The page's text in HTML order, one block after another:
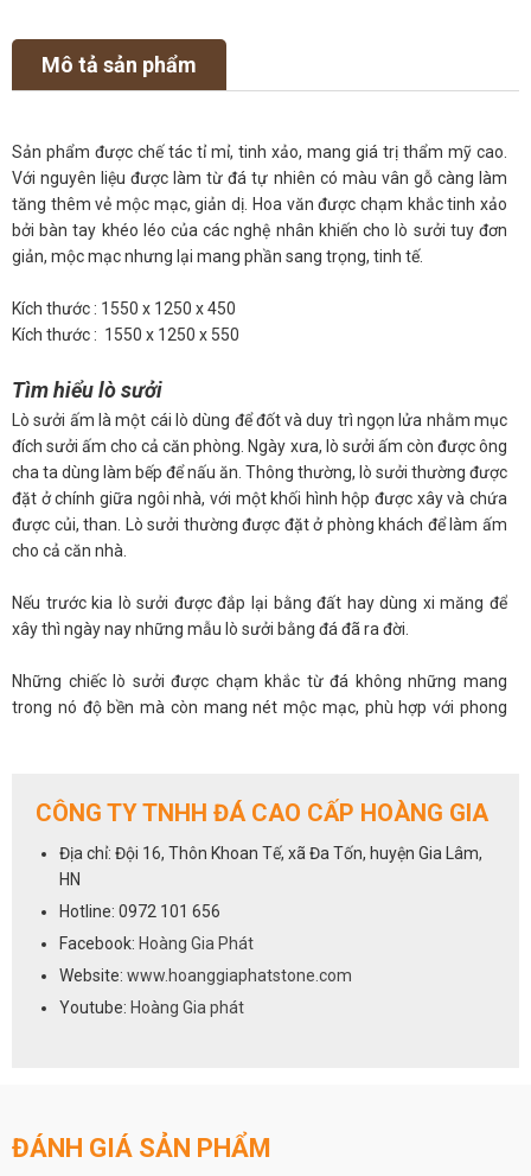
Mô tả sản phẩm
Sản phẩm được chế tác tỉ mỉ, tinh xảo, mang giá trị thẩm mỹ cao.
Với nguyên liệu được làm từ đá tự nhiên có màu vân gỗ càng làm
tăng thêm vẻ mộc mạc, giản dị. Hoa văn được chạm khắc tinh xảo
bởi bàn tay khéo léo của các nghệ nhân khiến cho lò sưởi tuy đơn
giản, mộc mạc nhưng lại mang phần sang trọng, tinh tế.
Kích thước : 1550 x 1250 x 450
Kích thước : 1550 x 1250 x 550
Tìm hiểu lò sưởi
Lò sưởi ấm là một cái lò dùng để đốt và duy trì ngọn lửa nhằm mục
đích sưởi ấm cho cả căn phòng. Ngày xưa, lò sưởi ấm còn được ông
cha ta dùng làm bếp để nấu ăn. Thông thường, lò sưởi thường được
đặt ở chính giữa ngôi nhà, với một khối hình hộp được xây và chứa
được củi, than. Lò sưởi thường được đặt ở phòng khách để làm ấm
cho cả căn nhà.
Nếu trước kia lò sưởi được đắp lại bằng đất hay dùng xi măng để
xây thì ngày nay những mẫu lò sưởi bằng đá đã ra đời.
Những chiếc lò sưởi được chạm khắc từ đá không những mang
trong nó độ bền mà còn mang nét mộc mạc, phù hợp với phong
Việc đưa lò sưởi đá vào trang trí nhà cửa sẽ giúp bạn tận dụng được
những khoảng trống trong ngôi nhà làm thay đổi cả một không
gian nội thất. Tuy nhiên, cần chọn vị trí đặt lò sưởi sao cho phù hợp
quan niệm về phong thủy, lò sưởi là nơi mang lại sinh khí cho các
thành viên trong nhà nên tuyệt đối không được bịt kín lò sưởi để
không khí được lưu thông.
CÔNG TY TNHH ĐÁ CAO CẤP HOÀNG GIA
Địa chỉ: Đội 16, Thôn Khoan Tế, xã Đa Tốn, huyện Gia Lâm,
HN
Hotline: 0972 101 656
Facebook: Hoàng Gia Phát
Website: www.hoanggiaphatstone.com
Youtube: Hoàng Gia phát
ĐÁNH GIÁ SẢN PHẨM